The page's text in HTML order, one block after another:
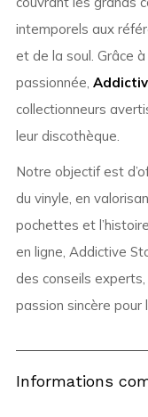
intemporels aux
et de la soul. Grâce
passionnée,
collectionneurs
leur discothèque.
Notre objectif est
du vinyle, en
pochettes et
en ligne, Addictive
des conseils
passion sincère pour
Informations